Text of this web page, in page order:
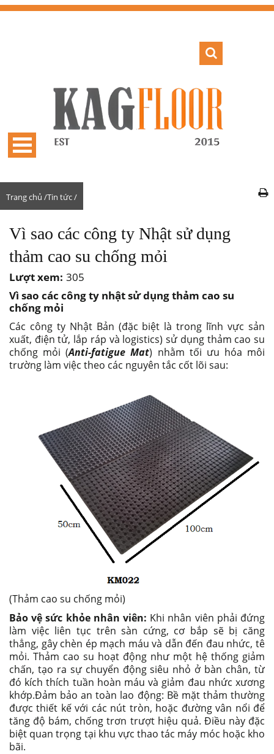
Trang chủ /Tin tức /
Vì sao các công ty Nhật sử dụng
thảm cao su chống mỏi
Lượt xem: 305
Vì sao các công ty nhật sử dụng thảm cao su
chống mỏi
Các công ty Nhật Bản (đặc biệt là trong lĩnh vực sản
xuất, điện tử, lắp ráp và logistics) sử dụng thảm cao su
chống mỏi (Anti-fatigue Mat) nhằm tối ưu hóa môi
trường làm việc theo các nguyên tắc cốt lõi sau:
(Thảm cao su chống mỏi)
Bảo vệ sức khỏe nhân viên: Khi nhân viên phải đứng
làm việc liên tục trên sàn cứng, cơ bắp sẽ bị căng
thẳng, gây chèn ép mạch máu và dẫn đến đau nhức, tê
mỏi. Thảm cao su hoạt động như một hệ thống giảm
chấn, tạo ra sự chuyển động siêu nhỏ ở bàn chân, từ
đó kích thích tuần hoàn máu và giảm đau nhức xương
khớp.Đảm bảo an toàn lao động: Bề mặt thảm thường
được thiết kế với các nút tròn, hoặc đường vân nổi để
tăng độ bám, chống trơn trượt hiệu quả. Điều này đặc
biệt quan trọng tại khu vực thao tác máy móc hoặc kho
bãi.